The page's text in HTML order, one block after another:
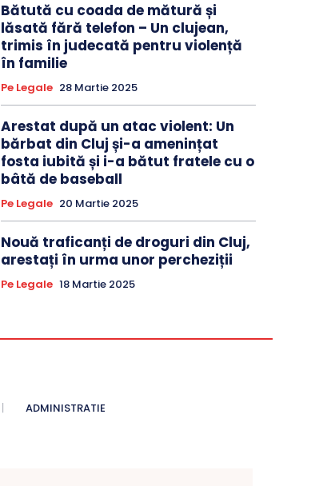
Bătută cu coada de mătură și
lăsată fără telefon – Un clujean,
trimis în judecată pentru violență
în familie
Pe Legale 28 Martie 2025
Arestat după un atac violent: Un
bărbat din Cluj și-a amenințat
fosta iubită și i-a bătut fratele cu o
bâtă de baseball
Pe Legale 20 Martie 2025
Nouă traficanți de droguri din Cluj,
arestați în urma unor percheziții
Pe Legale 18 Martie 2025
ADMINISTRATIE